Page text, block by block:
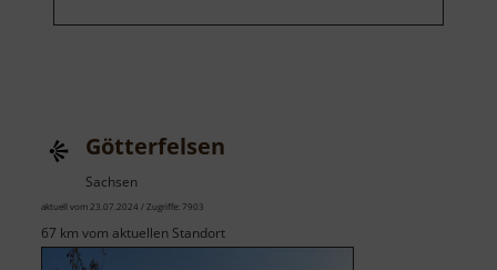
Götterfelsen
Sachsen
aktuell vom 23.07.2024 / Zugriffe: 7903
67 km vom aktuellen Standort